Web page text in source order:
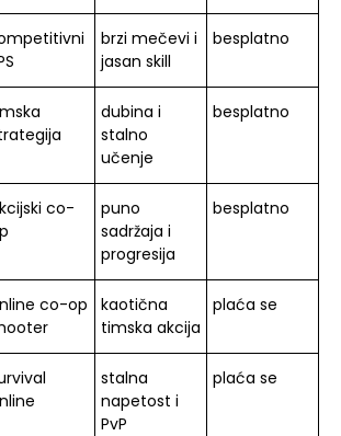
brzi mečevi i
jasan skill
besplatno
dubina i
stalno
učenje
besplatno
co-
puno
sadržaja i
progresija
besplatno
co-op
kaotična
timska akcija
plaća se
stalna
napetost i
PvP
plaća se